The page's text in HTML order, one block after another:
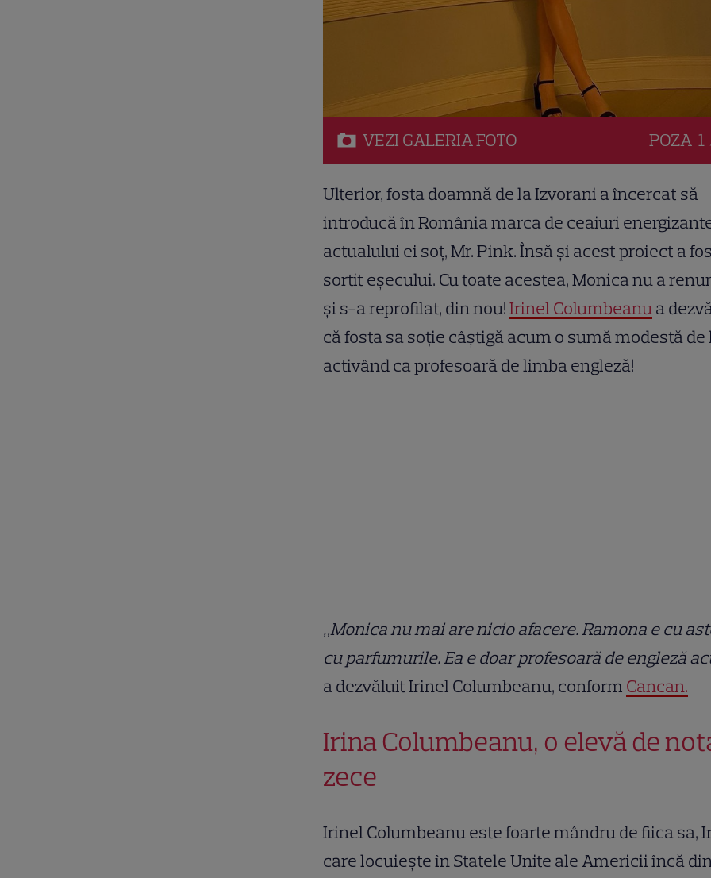
VEZI GALERIAFOTO POZA 1
Ulterior, fosta doamnă de la Izvorani a încercat să
introducă în România marca de ceaiuri
actualului ei soț, Mr. Pink. Însă și acest proiect a
sortit eșecului. Cu toate acestea, Monica nu a
și s-a reprofilat, din nou!Irinel Columbeanua
că fosta sa soție câștigă acum o sumă modestă de
activând ca profesoară de limba engleză!
„Monica nu mai are nicio afacere. Ramona e cu
cu parfumurile. Ea e doar profesoară de engleză
a dezvăluit Irinel Columbeanu, conform Cancan.
Irina Columbeanu, o elevă de
zece
Irinel Columbeanu este foarte mândru de fiica sa,
care locuiește în Statele Unite ale Americii încă